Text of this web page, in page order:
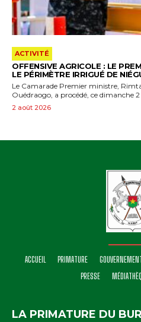
ACTIVITÉ
OFFENSIVE AGRICOLE : LE
LE PÉRIMÈTRE IRRIGUÉ DE
Le Camarade Premier ministre,
Ouédraogo, a procédé, ce dimanche 2
2 août 2026
ACCUEIL PRIMATURE
PRESSE
LA PRIMATURE DU